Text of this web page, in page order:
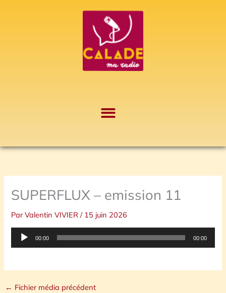
SUPERFLUX – emission 11
ParValentin VIVIER/ 15 juin 2026
Lecteur
00:00 00:00
← Fichier média précédent